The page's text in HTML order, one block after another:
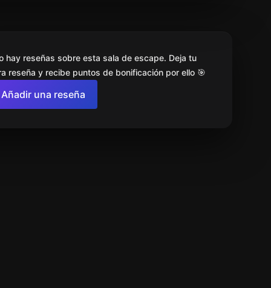
hay reseñas sobre esta sala de escape. Deja tu
reseña y recibe puntos de bonificación por ello 🎯
Añadir una reseña